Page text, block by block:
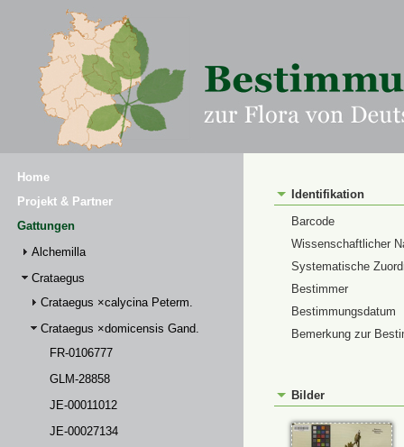
Home
Projekt & Partner
Gattungen
Alchemilla
Crataegus
Crataegus ×calycina Peterm.
Crataegus ×domicensis Gand.
FR-0106777
GLM-28858
JE-00011012
JE-00027134
Identifikation
Barcode
Wissenschaftlicher
Systematische
Bestimmer
Bestimmungsdatum
Bemerkung zur
Bilder